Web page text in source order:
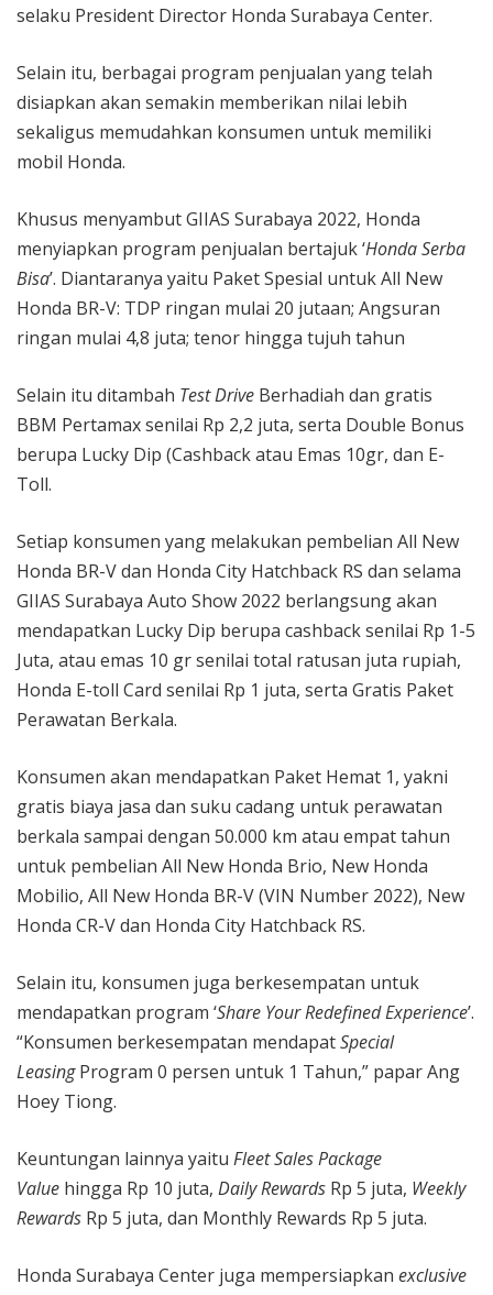
selaku President Director Honda Surabaya Center.
Selain itu, berbagai program penjualan yang telah
disiapkan akan semakin memberikan nilai lebih
sekaligus memudahkan konsumen untuk memiliki
mobil Honda.
Khusus menyambut GIIAS Surabaya 2022, Honda
menyiapkan program penjualan bertajuk ‘Honda Serba
Bisa’. Diantaranya yaitu Paket Spesial untuk All New
Honda BR-V: TDP ringan mulai 20 jutaan; Angsuran
ringan mulai 4,8 juta; tenor hingga tujuh tahun
Selain itu ditambah Test Drive Berhadiah dan gratis
BBM Pertamax senilai Rp 2,2 juta, serta Double Bonus
berupa Lucky Dip (Cashback atau Emas 10gr, dan E-
Toll.
Setiap konsumen yang melakukan pembelian All New
Honda BR-V dan Honda City Hatchback RS dan selama
GIIAS Surabaya Auto Show 2022 berlangsung akan
mendapatkan Lucky Dip berupa cashback senilai Rp 1-5
Juta, atau emas 10 gr senilai total ratusan juta rupiah,
Honda E-toll Card senilai Rp 1 juta, serta Gratis Paket
Perawatan Berkala.
Konsumen akan mendapatkan Paket Hemat 1, yakni
gratis biaya jasa dan suku cadang untuk perawatan
berkala sampai dengan 50.000 km atau empat tahun
untuk pembelian All New Honda Brio, New Honda
Mobilio, All New Honda BR-V (VIN Number 2022), New
Honda CR-V dan Honda City Hatchback RS.
Selain itu, konsumen juga berkesempatan untuk
mendapatkan program ‘Share Your Redefined Experience’.
“Konsumen berkesempatan mendapatSpecial
LeasingProgram 0 persen untuk 1 Tahun,” papar Ang
Hoey Tiong.
Keuntungan lainnya yaitu Fleet Sales Package
Value hingga Rp 10 juta, Daily Rewards Rp 5 juta, Weekly
Rewards Rp 5 juta, dan Monthly Rewards Rp 5 juta.
Honda Surabaya Center juga mempersiapkan exclusive